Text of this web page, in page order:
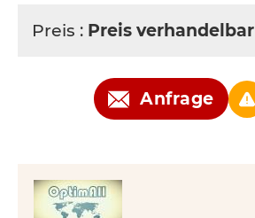
Preis : Preis verhandelbar
Anfrage